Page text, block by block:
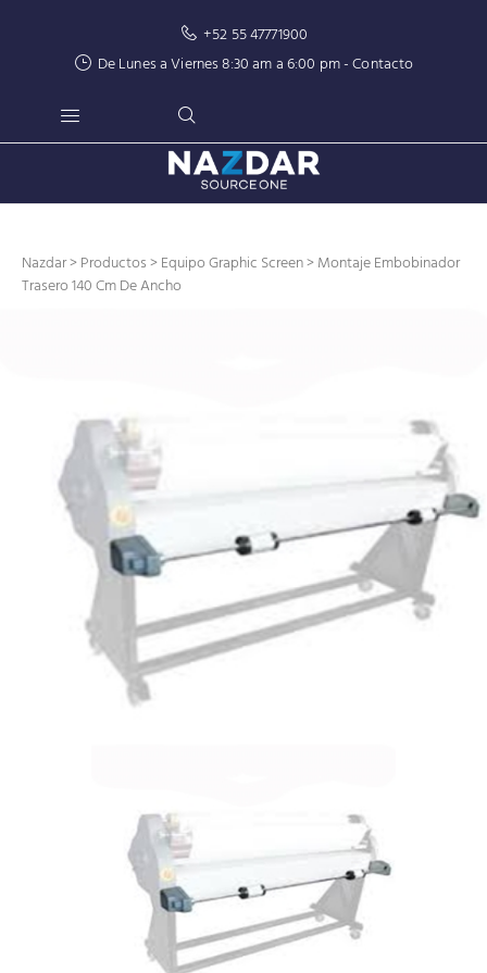
+52 55 47771900
De Lunes a Viernes 8:30 am a 6:00 pm -Contacto
Nazdar>Productos>Equipo Graphic Screen> Montaje Embobinador
Trasero 140 Cm De Ancho